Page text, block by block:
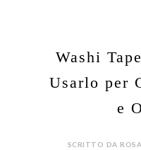
Washi
Usarlo per
e
SCRITTO DA